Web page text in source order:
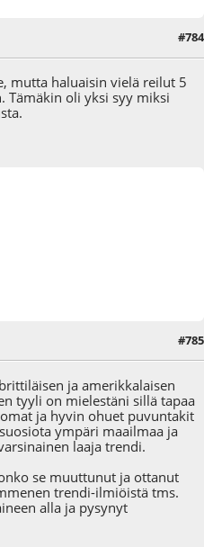
#784
mutta haluaisin vielä reilut 5
Tämäkin oli yksi syy miksi
#785
ja amerikkalaisen
tyyli on mielestäni sillä tapaa
ja hyvin ohuet puvuntakit
ympäri maailmaa ja
laaja trendi.
se muuttunut ja ottanut
trendi-ilmiöistä tms.
alla ja pysynyt